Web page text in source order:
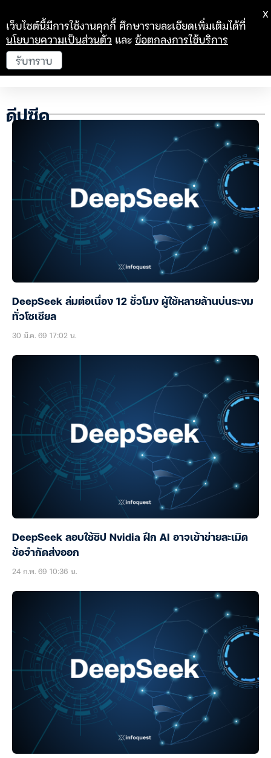
ดีปซีค
DeepSeek ล่มต่อเนื่อง 12 ชั่วโมง ผู้ใช้หลายล้านบ่นระงม
ทั่วโซเชียล
30 มี.ค. 69 17:02 น.
DeepSeek ลอบใช้ชิป Nvidia ฝึก AI อาจเข้าข่ายละเมิด
ข้อจำกัดส่งออก
24 ก.พ. 69 10:36 น.
เว็บไซต์นี้มีการใช้งานคุกกี้ ศึกษารายละเอียดเพิ่มเติมได้ที่
นโยบายความเป็นส่วนตัว และข้อตกลงการใช้บริการ
รับทราบ
X